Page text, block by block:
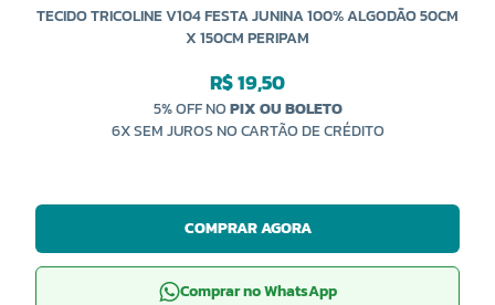
TECIDO TRICOLINE V104 FESTA JUNINA 100% ALGODÃO 50CM
X 150CM PERIPAM
R$ 19,50
5% OFF NOPIX OU BOLETO
6X SEM JUROS NO CARTÃO DE CRÉDITO
COMPRAR AGORA
Comprar no WhatsApp